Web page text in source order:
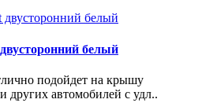
белый
подойдет на крышу
других автомобилей с удл..